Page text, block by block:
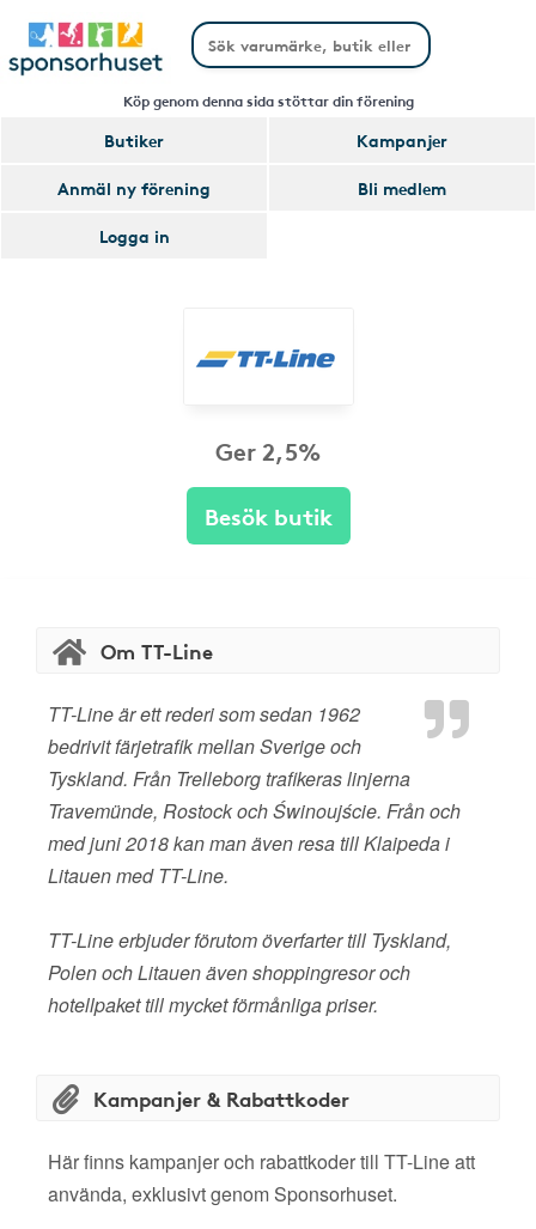
Köp genom denna sida stöttar din förening
Butiker
Kampanjer
Anmäl ny förening
Bli medlem
Logga in
Ger 2,5%
Besök butik
Om TT-Line
TT-Line är ett rederi som sedan 1962
bedrivit färjetrafik mellan Sverige och
Tyskland. Från Trelleborg trafikeras linjerna
Travemünde, Rostock och Świnoujście. Från och
med juni 2018 kan man även resa till Klaipeda i
Litauen med TT-Line.
TT-Line erbjuder förutom överfarter till Tyskland,
Polen och Litauen även shoppingresor och
hotellpaket till mycket förmånliga priser.
Kampanjer & Rabattkoder
Här finns kampanjer och rabattkoder till TT-Line att
använda, exklusivt genom Sponsorhuset.